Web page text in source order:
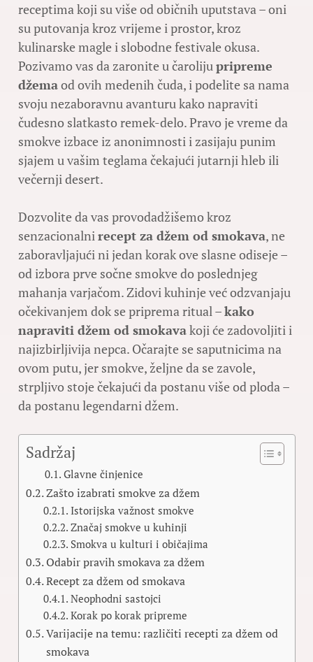
receptima koji su više od običnih uputstava – oni
su putovanja kroz vrijeme i prostor, kroz
kulinarske magle i slobodne festivale okusa.
Pozivamo vas da zaronite u čarolijupripreme
džemaod ovih medenih čuda, i podelite sa nama
svoju nezaboravnu avanturu kako napraviti
čudesno slatkasto remek-delo. Pravo je vreme da
smokve izbace iz anonimnosti i zasijaju punim
sjajem u vašim teglama čekajući jutarnji hleb ili
večernji desert.
Dozvolite da vas provodadžišemo kroz
senzacionalnirecept za džem od smokava, ne
zaboravljajući ni jedan korak ove slasne odiseje –
od izbora prve sočne smokve do poslednjeg
mahanja varjačom. Zidovi kuhinje već odzvanjaju
očekivanjem dok se priprema ritual –kako
napraviti džem od smokavakoji će zadovoljiti i
najizbirljivija nepca. Očarajte se saputnicima na
ovom putu, jer smokve, željne da se zavole,
strpljivo stoje čekajući da postanu više od ploda –
da postanu legendarni džem.
Sadržaj
Glavne činjenice
Zašto izabrati smokve za džem
Istorijska važnost smokve
Značaj smokve u kuhinji
Smokva u kulturi i običajima
Odabir pravih smokava za džem
Recept za džem od smokava
Neophodni sastojci
Korak po korak pripreme
Varijacije na temu: različiti recepti za džem od
smokava